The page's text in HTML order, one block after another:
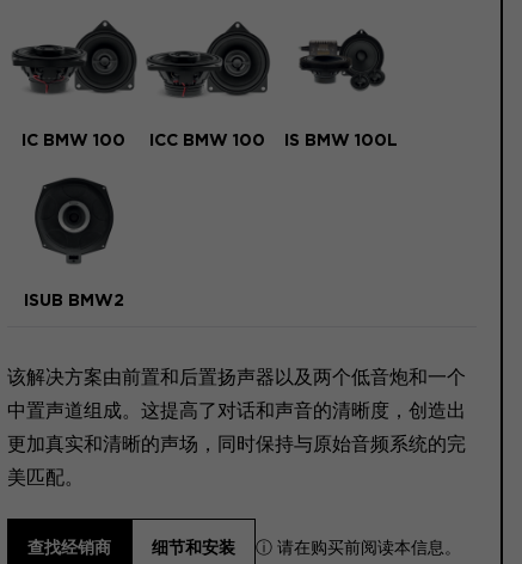
IC BMW 100 ICC BMW 100 IS BMW 100L
ISUB BMW2
该解决方案由前置和后置扬声器以及两个低音炮和一个
中置声道组成。这提高了对话和声音的清晰度，创造出
更加真实和清晰的声场，同时保持与原始音频系统的完
美匹配。
查找经销商 细节和安装 ⓘ 请在购买前阅读本信息。